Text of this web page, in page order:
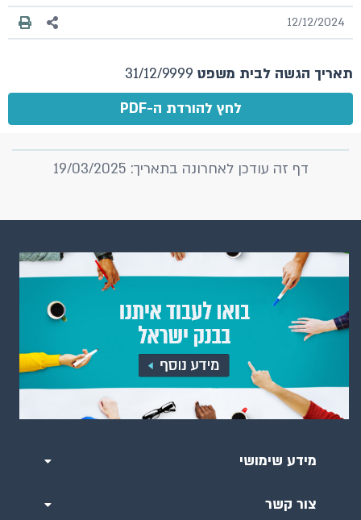
12/12/2024
תאריך הגשה לבית משפט
לחץ להורדת ה-PDF
דף זה עודכן לאחרונה בתאריך: 19/03/2025
מידע שימושי
צור קשר